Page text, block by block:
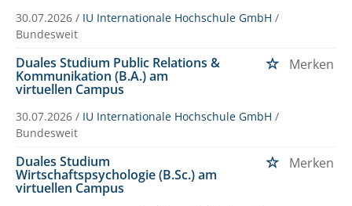
30.07.2026 / IU Internationale Hochschule GmbH /
Bundesweit
Duales Studium Public Relations &
Kommunikation (B.A.) am
virtuellen Campus
Merken
30.07.2026 / IU Internationale Hochschule GmbH /
Bundesweit
Duales Studium
Wirtschaftspsychologie (B.Sc.) am
virtuellen Campus
Merken